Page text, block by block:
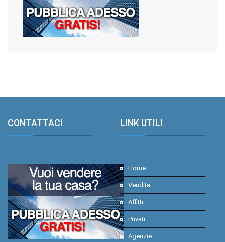
CONTATTACI. LINK UTILI.
Home
Vendita
Affitti
Privati
Agenzie